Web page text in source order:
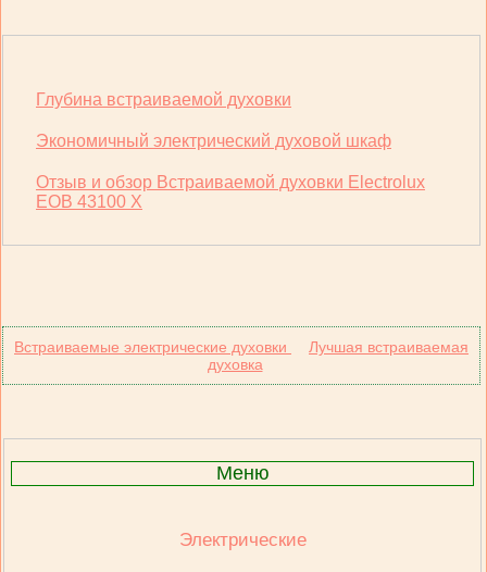
Глубина встраиваемой духовки
Экономичный электрический духовой шкаф
Отзыв и обзор Встраиваемой духовки Electrolux
ЕОВ 43100 Х
Встраиваемые электрические духовки
Лучшая встраиваемая
духовка
Меню
Электрические